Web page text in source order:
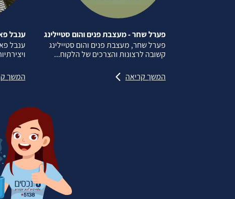
פערל שחר - מעצבת פנים והום סטיילינג
פערל שחר, מעצבת פנים והום סטיילינג
קשובה לרצונות והצרכים של הלקוח...
המשך קריאה
ענבל
ענבל
המשך